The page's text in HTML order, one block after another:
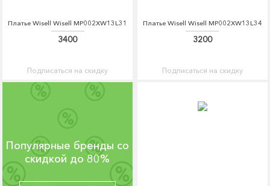
Платье Wisell Wisell MP002XW13L31
3400
Подписаться на скидку
Платье Wisell Wisell MP002XW13L34
3200
Подписаться на скидку
Популярные бренды со
скидкой до 80%